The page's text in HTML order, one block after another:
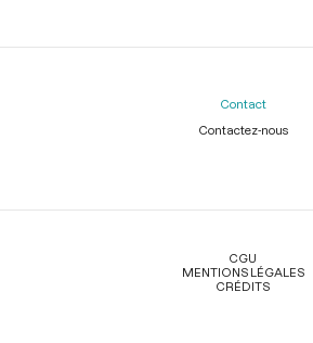
Contact
Contactez-nous
Légal
CGU
MENTIONS LÉGALES
CRÉDITS